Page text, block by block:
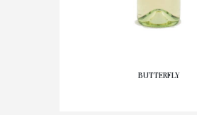
BUTTERFLY